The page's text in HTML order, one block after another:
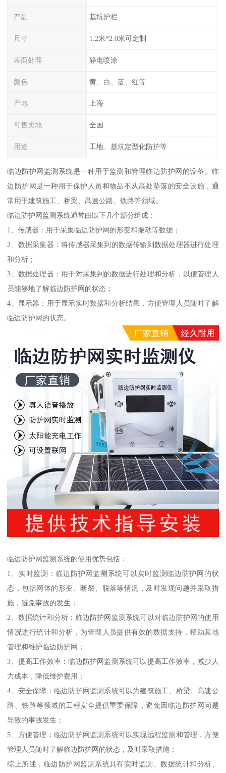
产品 基坑护栏
尺寸 1.2米*2.0米可定制
表面处理 静电喷涂
颜色 黄、白、蓝、红等
产地 上海
可售卖地 全国
用途 工地、基坑定型化防护等
临边防护网监测系统是一种用于监测和管理临边防护网的设备。临
边防护网是一种用于保护人员和物品不从高处坠落的安全设施，通
常用于建筑施工、桥梁、高速公路、铁路等领域。
临边防护网监测系统通常由以下几个部分组成：
1、传感器：用于采集临边防护网的形变和振动等数据；
2、数据采集器：将传感器采集到的数据传输到数据处理器进行处理
和分析；
3、数据处理器：用于对采集到的数据进行处理和分析，以便管理人
员能够地了解临边防护网的状态；
4、显示器：用于显示实时数据和分析结果，方便管理人员随时了解
临边防护网的状态。
临边防护网监测系统的使用优势包括：
1、实时监测：临边防护网监测系统可以实时监测临边防护网的状
态，包括网体的形变、断裂、脱落等情况，及时发现问题并采取措
施，避免事故的发生；
2、数据统计和分析：临边防护网监测系统可以对临边防护网的使用
情况进行统计和分析，为管理人员提供有效的数据支持，帮助其地
管理和维护临边防护网；
3、提高工作效率：临边防护网监测系统可以提高工作效率，减少人
力成本，降低维护费用；
4、安全保障：临边防护网监测系统可以为建筑施工、桥梁、高速公
路、铁路等领域的工程安全提供重要保障，避免因临边防护网问题
导致的事故发生；
5、方便管理：临边防护网监测系统可以实现远程监测和管理，方便
管理人员随时了解临边防护网的状态，及时采取措施；
综上所述，临边防护网监测系统具有实时监测、数据统计和分析、